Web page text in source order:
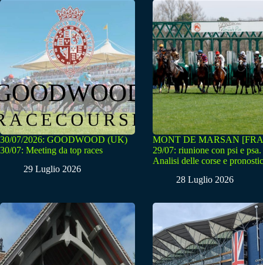
30/07/2026: GOODWOOD (UK)
30/07: Meeting da top races
29 Luglio 2026
MONT DE MARSAN
29/07: riunione con psi e psa.
Analisi delle corse e
28 Luglio 2026